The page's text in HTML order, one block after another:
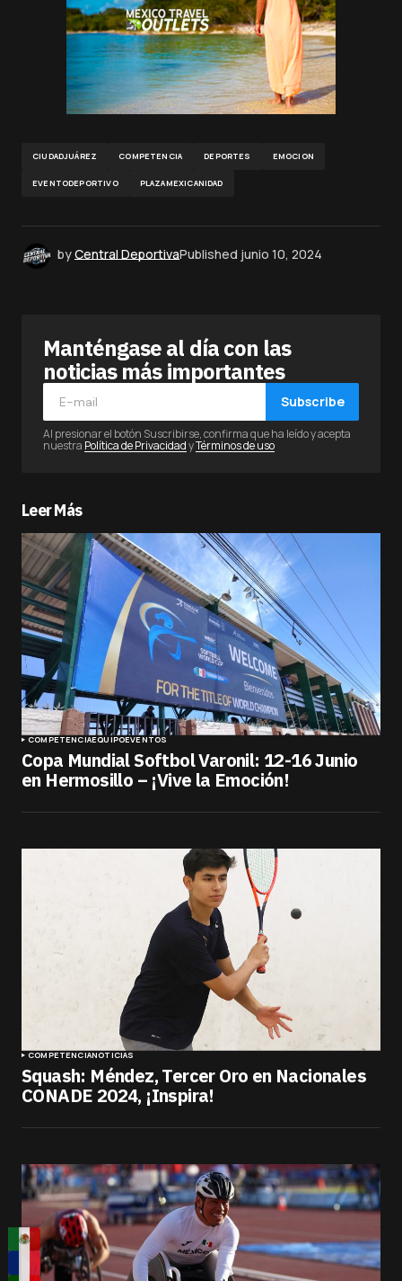
CIUDADJUÁREZ COMPETENCIA DEPORTES EMOCION
EVENTODEPORTIVO PLAZAMEXICANIDAD
byCentral DeportivaPublished junio 10, 2024
Manténgase al día con las
noticias más importantes
Subscribe
Al presionar el botón Suscribirse, confirma que ha leído y acepta
nuestra Política de PrivacidadyTérminos de uso
Leer Más
COMPETENCIAEQUIPOEVENTOS
Copa Mundial Softbol Varonil: 12-16 Junio
en Hermosillo – ¡Vive la Emoción!
COMPETENCIANOTICIAS
Squash: Méndez, Tercer Oro en Nacionales
CONADE 2024, ¡Inspira!